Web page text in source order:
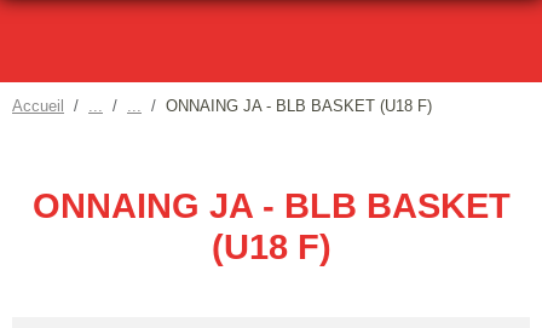
Accueil ONNAING JA - BLB BASKET (U18 F)
ONNAING JA - BLB BASKET
(U18 F)